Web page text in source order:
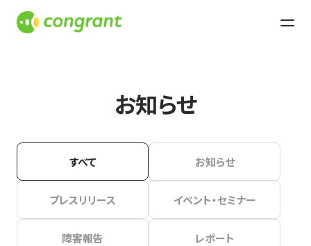
お知らせ
すべて お知らせ
プレスリリース イベント・セミナー
障害報告 レポート